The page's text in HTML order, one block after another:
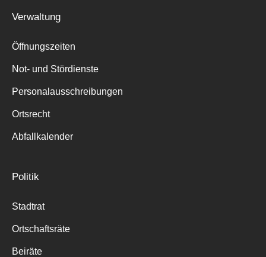
Verwaltung
Öffnungszeiten
Not- und Stördienste
Personalausschreibungen
Ortsrecht
Abfallkalender
Politik
Stadtrat
Ortschaftsräte
Beiräte